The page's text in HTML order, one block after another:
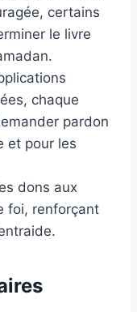
certains
le livre
chaque
pardon
et pour les
dons aux
foi, renforçant